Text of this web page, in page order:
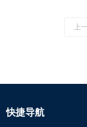
上
快捷导航